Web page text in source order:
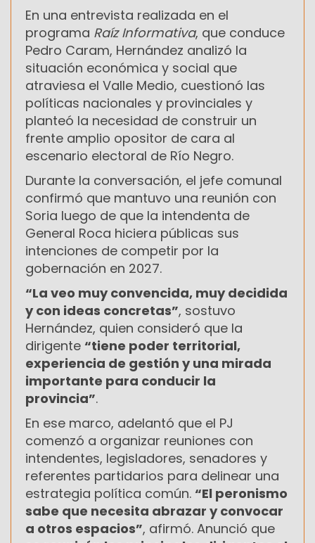
En una entrevista realizada en el
programa Raíz Informativa, que conduce
Pedro Caram, Hernández analizó la
situación económica y social que
atraviesa el Valle Medio, cuestionó las
políticas nacionales y provinciales y
planteó la necesidad de construir un
frente amplio opositor de cara al
escenario electoral de Río Negro.
Durante la conversación, el jefe comunal
confirmó que mantuvo una reunión con
Soria luego de que la intendenta de
General Roca hiciera públicas sus
intenciones de competir por la
gobernación en 2027.
“La veo muy convencida, muy decidida
y con ideas concretas”, sostuvo
Hernández, quien consideró que la
dirigente “tiene poder territorial,
experiencia de gestión y una mirada
importante para conducir la
provincia”.
En ese marco, adelantó que el PJ
comenzó a organizar reuniones con
intendentes, legisladores, senadores y
referentes partidarios para delinear una
estrategia política común. “El peronismo
sabe que necesita abrazar y convocar
a otros espacios”, afirmó. Anunció que